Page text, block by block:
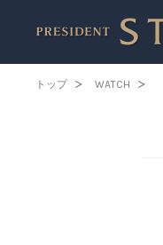
トップ WATCH